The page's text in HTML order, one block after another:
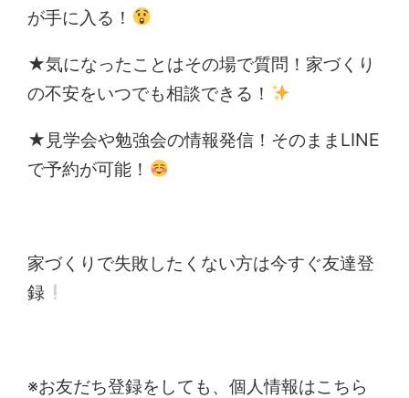
が手に入る！
★気になったことはその場で質問！家づくり
の不安をいつでも相談できる！
★見学会や勉強会の情報発信！そのままLINE
で予約が可能！
家づくりで失敗したくない方は今すぐ友達登
録
※お友だち登録をしても、個人情報はこちら